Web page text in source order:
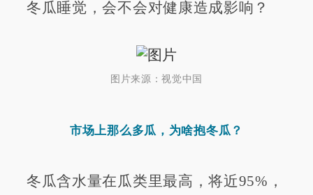
冬瓜睡觉，会不会对健康造成影响？
图片来源：视觉中国
市场上那么多瓜，为啥抱冬瓜？
冬瓜含水量在瓜类里最高，将近95%，